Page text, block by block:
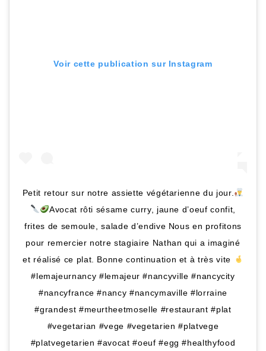
Voir cette publication sur Instagram
Petit retour sur notre assiette végétarienne du jour.
Avocat rôti sésame curry, jaune d’oeuf confit,
frites de semoule, salade d’endive Nous en profitons
pour remercier notre stagiaire Nathan qui a imaginé
et réalisé ce plat. Bonne continuation et à très vite
#lemajeurnancy #lemajeur #nancyville #nancycity
#nancyfrance #nancy #nancymaville #lorraine
#grandest #meurtheetmoselle #restaurant #plat
#vegetarian #vege #vegetarien #platvege
#platvegetarien #avocat #oeuf #egg #healthyfood